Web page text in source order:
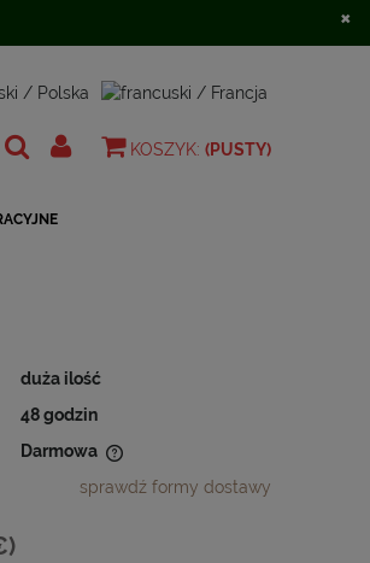
KOSZYK: (PUSTY)
duża ilość
48 godzin
Darmowa
sprawdź formy dostawy
×